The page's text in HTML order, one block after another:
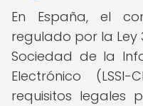
En España, el
regulado por la Ley
Sociedad de la
Electrónico
requisitos legales